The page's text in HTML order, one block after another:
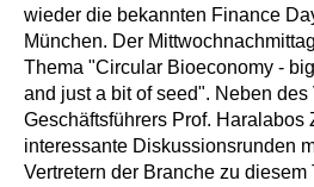
wieder die bekannten Finance
München. Der
Thema "Circular Bioeconomy -
and just a bit of seed". Neben des
Geschäftsführers Prof. Haralabos
interessante Diskussionsrunden
Vertretern der Branche zu